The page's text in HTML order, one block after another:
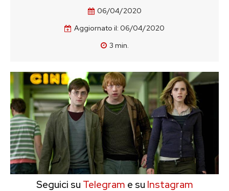
06/04/2020
Aggiornato il: 06/04/2020
3 min.
Seguici su Telegram e su Instagram